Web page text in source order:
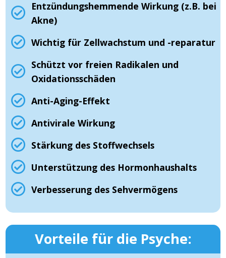
Entzündungshemmende Wirkung (z.B. bei
Akne)
Wichtig für Zellwachstum und -reparatur
Schützt vor freien Radikalen und
Oxidationsschäden
Anti-Aging-Effekt
Antivirale Wirkung
Stärkung des Stoffwechsels
Unterstützung des Hormonhaushalts
Verbesserung des Sehvermögens
Vorteile für die Psyche: